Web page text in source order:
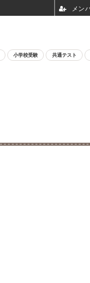
小学校受験 共通テスト